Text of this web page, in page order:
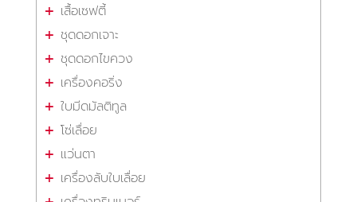
เสื้อเซฟตี้
ชุดดอกเจาะ
ชุดดอกไขควง
เครื่องคอริ่ง
ใบมีดมัลติทูล
โซ่เลื่อย
แว่นตา
เครื่องลับใบเลื่อย